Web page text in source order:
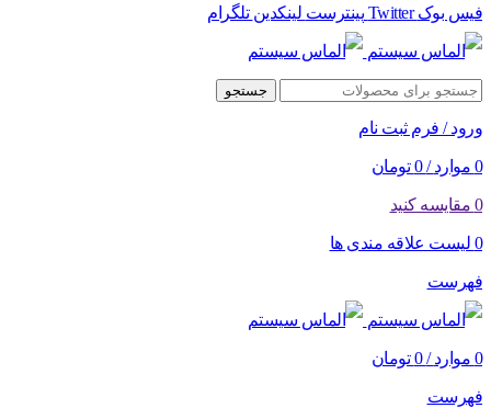
فیس بوک Twitter پینترست لینکدین تلگرام
جستجو
ورود / فرم ثبت نام
0 موارد /
0 تومان
0 مقایسه کنید
0 لیست علاقه مندی ها
فهرست
0 موارد /
0 تومان
فهرست